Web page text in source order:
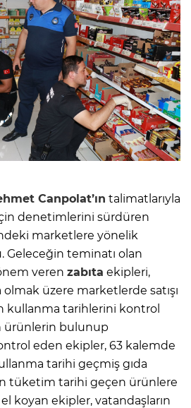
Canpolat’ın talimatlarıyla
denetimlerini sürdüren
marketlere yönelik
teminatı olan
veren zabıta ekipleri,
olmak üzere marketlerde satışı
kullanma tarihlerini kontrol
ürünlerin bulunup
eden ekipler, 63 kalemde
tarihi geçmiş gıda
tüketim tarihi geçen ürünlere
koyan ekipler, vatandaşların